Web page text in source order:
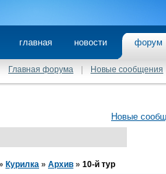
главная новости
Главная форума Новые сообщения
Новые
Курилка » Архив » 10-й тур